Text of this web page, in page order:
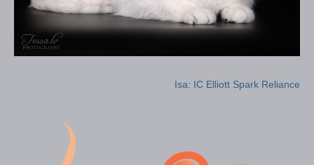
Isa: IC Elliott Spark Reliance